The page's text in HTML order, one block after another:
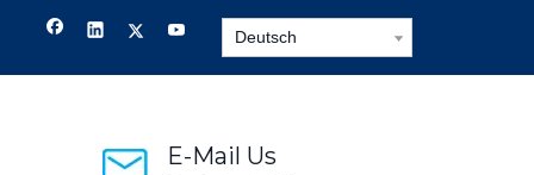
Deutsch
E-Mail Us